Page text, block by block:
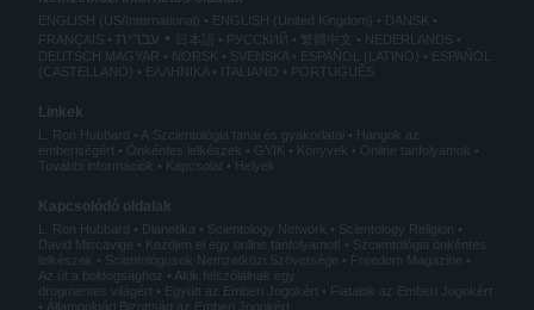
ENGLISH (US/International) ENGLISH (United Kingdom)
DANSK
FRANÇAIS
עברית 日本語 РУССКИЙ 繁體中文
NEDERLANDS
DEUTSCH MAGYAR NORSK SVENSKA ESPAÑOL (LATINO)
ESPAÑOL
(CASTELLANO)
ΕΛΛΗΝΙΚA ITALIANO PORTUGUÊS
Linkek
L. Ron Hubbard A Szcientológia tanai és gyakorlatai
Hangok az
emberiségért
Önkéntes lelkészek GYIK Könyvek
Online tanfolyamok
További információk
Kapcsolat Helyek
Kapcsolódó oldalak
L. Ron Hubbard Dianetika Scientology Network
Scientology Religion
David Miscavige
Kezdjen el egy online tanfolyamot!
Szcientológia önkéntes
lelkészek
Scientológusok Nemzetközi Szövetsége
Freedom Magazine
Az út a boldogsághoz
Akik felszólalnak egy
drogmentes világért
Együtt az Emberi Jogokért
Fiatalok az Emberi Jogokért
Állampolgári Bizottság az Emberi Jogokért